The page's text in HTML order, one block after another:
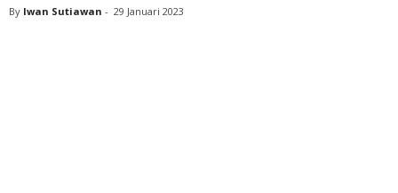
By Iwan Sutiawan - 29 Januari 2023